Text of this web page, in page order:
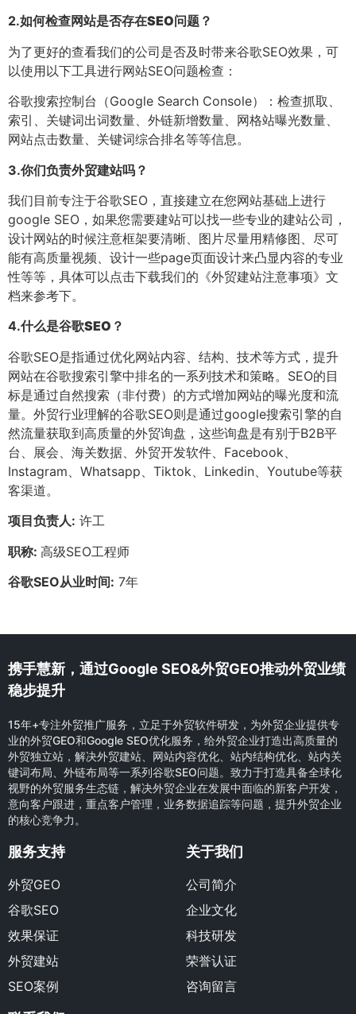
2.如何检查网站是否存在SEO问题？
为了更好的查看我们的公司是否及时带来谷歌SEO效果，可
以使用以下工具进行网站SEO问题检查：
谷歌搜索控制台（Google Search Console）：检查抓取、
索引、关键词出词数量、外链新增数量、网格站曝光数量、
网站点击数量、关键词综合排名等等信息。
3.你们负责外贸建站吗？
我们目前专注于谷歌SEO，直接建立在您网站基础上进行
google SEO，如果您需要建站可以找一些专业的建站公司，
设计网站的时候注意框架要清晰、图片尽量用精修图、尽可
能有高质量视频、设计一些page页面设计来凸显内容的专业
性等等，具体可以点击下载我们的《外贸建站注意事项》文
档来参考下。
4.什么是谷歌SEO？
谷歌SEO是指通过优化网站内容、结构、技术等方式，提升
网站在谷歌搜索引擎中排名的一系列技术和策略。SEO的目
标是通过自然搜索（非付费）的方式增加网站的曝光度和流
量。外贸行业理解的谷歌SEO则是通过google搜索引擎的自
然流量获取到高质量的外贸询盘，这些询盘是有别于B2B平
台、展会、海关数据、外贸开发软件、Facebook、
Instagram、Whatsapp、Tiktok、Linkedin、Youtube等获
客渠道。
项目负责人: 许工
职称: 高级SEO工程师
谷歌SEO从业时间: 7年
携手慧新，通过Google SEO&外贸GEO推动外贸业绩
稳步提升
15年+专注外贸推广服务，立足于外贸软件研发，为外贸企业提供专
业的外贸GEO和Google SEO优化服务，给外贸企业打造出高质量的
外贸独立站，解决外贸建站、网站内容优化、站内结构优化、站内关
键词布局、外链布局等一系列谷歌SEO问题。致力于打造具备全球化
视野的外贸服务生态链，解决外贸企业在发展中面临的新客户开发，
意向客户跟进，重点客户管理，业务数据追踪等问题，提升外贸企业
的核心竞争力。
服务支持
外贸GEO
谷歌SEO
效果保证
外贸建站
SEO案例
关于我们
公司简介
企业文化
科技研发
荣誉认证
咨询留言